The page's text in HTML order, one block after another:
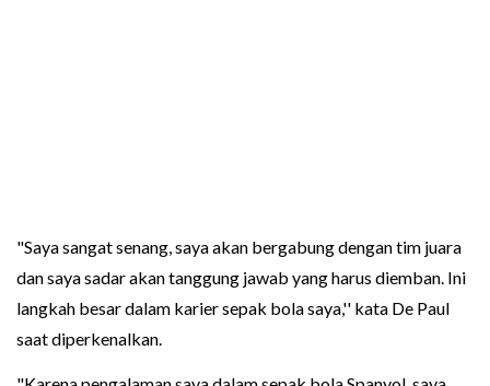
"Saya sangat senang, saya akan bergabung dengan tim juara
dan saya sadar akan tanggung jawab yang harus diemban. Ini
langkah besar dalam karier sepak bola saya,'' kata De Paul
saat diperkenalkan.